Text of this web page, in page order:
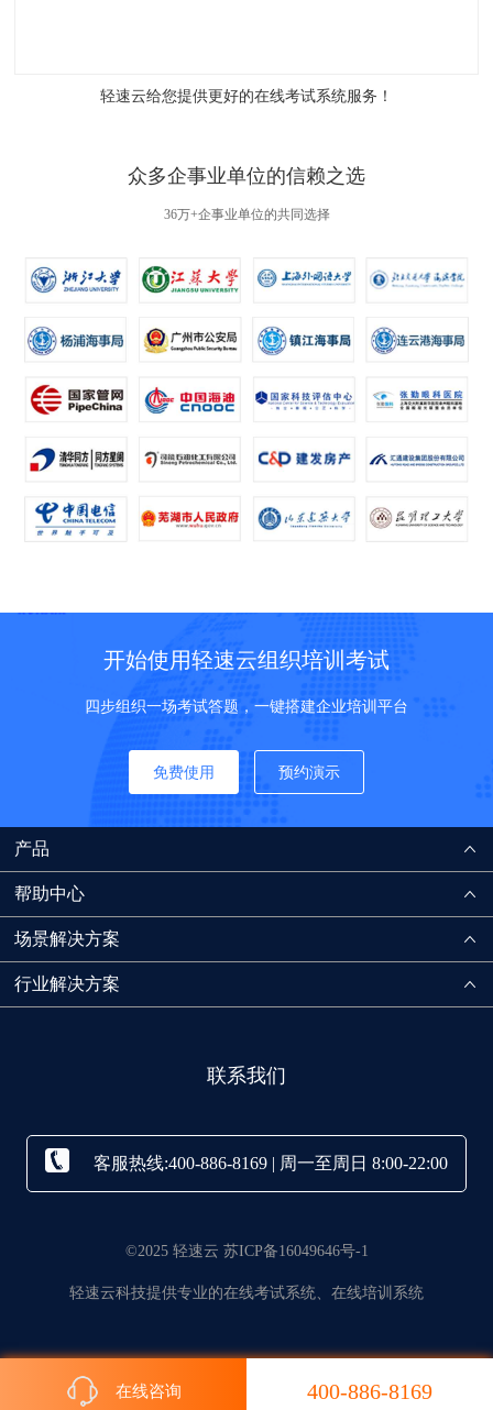
轻速云给您提供更好的在线考试系统服务！
众多企事业单位的信赖之选
36万+企事业单位的共同选择
开始使用轻速云组织培训考试
四步组织一场考试答题，一键搭建企业培训平台
免费使用 预约演示
产品
帮助中心
场景解决方案
行业解决方案
联系我们
客服热线:400-886-8169 | 周一至周日 8:00-22:00
©2025 轻速云 苏ICP备16049646号-1
轻速云科技提供专业的在线考试系统、在线培训系统
在线咨询 400-886-8169